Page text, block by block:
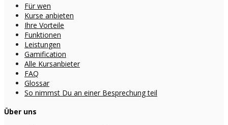
Für wen
Kurse anbieten
Ihre Vorteile
Funktionen
Leistungen
Gamification
Alle Kursanbieter
FAQ
Glossar
So nimmst Du an einer Besprechung teil
Über uns